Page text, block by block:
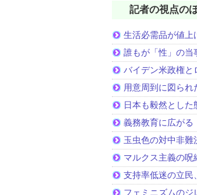
記者の視点の
生活必需品が値上
誰もが「性」の当
バイデン米政権と
用意周到に図ら
日本も毅然とし
義務教育に広がる
玉虫色の対中非
マルクス主義の
支持率低迷の立民
フェミニズムのジ